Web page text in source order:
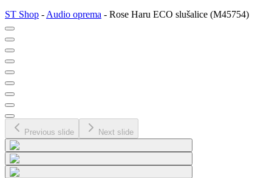
ST Shop - Audio oprema - Rose Haru ECO slušalice (M45754)
Previous slide Next slide